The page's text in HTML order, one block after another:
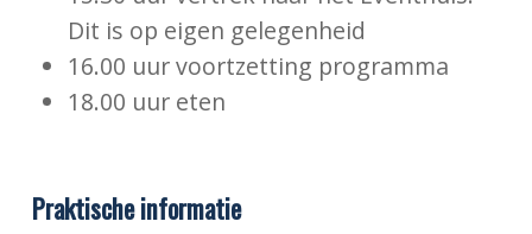
Dit is op eigen gelegenheid
16.00 uur voortzetting programma
18.00 uur eten
Praktische informatie